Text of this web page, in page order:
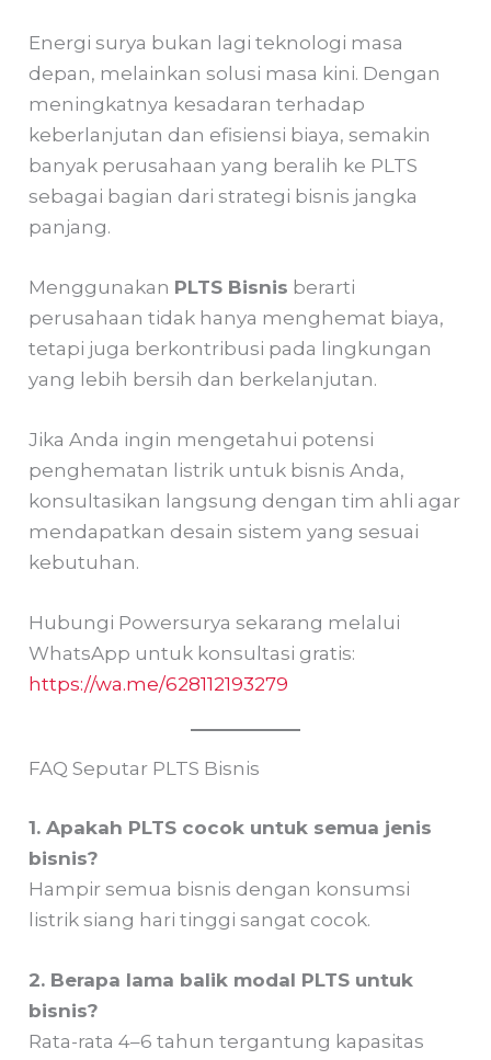
Energi surya bukan lagi teknologi masa
depan, melainkan solusi masa kini. Dengan
meningkatnya kesadaran terhadap
keberlanjutan dan efisiensi biaya, semakin
banyak perusahaan yang beralih ke PLTS
sebagai bagian dari strategi bisnis jangka
panjang.
Menggunakan PLTS Bisnis berarti
perusahaan tidak hanya menghemat biaya,
tetapi juga berkontribusi pada lingkungan
yang lebih bersih dan berkelanjutan.
Jika Anda ingin mengetahui potensi
penghematan listrik untuk bisnis Anda,
konsultasikan langsung dengan tim ahli agar
mendapatkan desain sistem yang sesuai
kebutuhan.
Hubungi Powersurya sekarang melalui
WhatsApp untuk konsultasi gratis:
https://wa.me/628112193279
FAQ Seputar PLTS Bisnis
1. Apakah PLTS cocok untuk semua jenis
bisnis?
Hampir semua bisnis dengan konsumsi
listrik siang hari tinggi sangat cocok.
2. Berapa lama balik modal PLTS untuk
bisnis?
Rata-rata 4–6 tahun tergantung kapasitas